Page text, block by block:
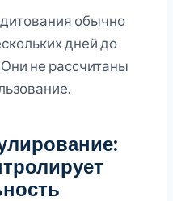
обычно
дней до
не рассчитаны